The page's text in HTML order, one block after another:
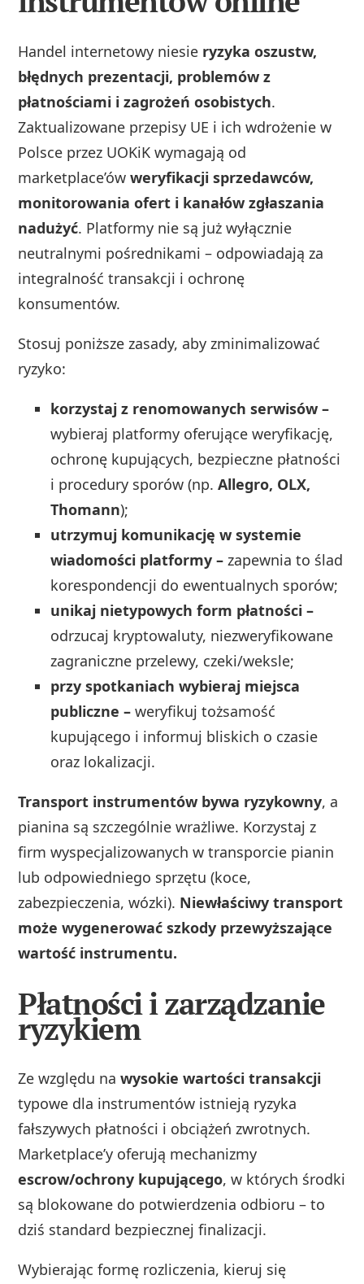
Handel internetowy niesie ryzyka oszustw,
błędnych prezentacji, problemów z
płatnościami i zagrożeń osobistych.
Zaktualizowane przepisy UE i ich wdrożenie w
Polsce przez UOKiK wymagają od
marketplace’ówweryfikacji sprzedawców,
monitorowania ofert i kanałów zgłaszania
nadużyć. Platformy nie są już wyłącznie
neutralnymi pośrednikami – odpowiadają za
integralność transakcji i ochronę
konsumentów.
Stosuj poniższe zasady, aby zminimalizować
ryzyko:
korzystaj z renomowanych serwisów –
wybieraj platformy oferujące weryfikację,
ochronę kupujących, bezpieczne płatności
i procedury sporów (np.Allegro, OLX,
Thomann);
utrzymuj komunikację w systemie
wiadomości platformy – zapewnia to ślad
korespondencji do ewentualnych sporów;
unikaj nietypowych form płatności –
odrzucaj kryptowaluty, niezweryfikowane
zagraniczne przelewy, czeki/weksle;
przy spotkaniach wybieraj miejsca
publiczne – weryfikuj tożsamość
kupującego i informuj bliskich o czasie
oraz lokalizacji.
Transport instrumentów bywa ryzykowny, a
pianina są szczególnie wrażliwe. Korzystaj z
firm wyspecjalizowanych w transporcie pianin
lub odpowiedniego sprzętu (koce,
zabezpieczenia, wózki). Niewłaściwy transport
może wygenerować szkody przewyższające
wartość instrumentu.
Płatności i zarządzanie
ryzykiem
Ze względu nawysokie wartości transakcji
typowe dla instrumentów istnieją ryzyka
fałszywych płatności i obciążeń zwrotnych.
Marketplace’y oferują mechanizmy
escrow/ochrony kupującego, w których środki
są blokowane do potwierdzenia odbioru – to
dziś standard bezpiecznej finalizacji.
Wybierając formę rozliczenia, kieruj się